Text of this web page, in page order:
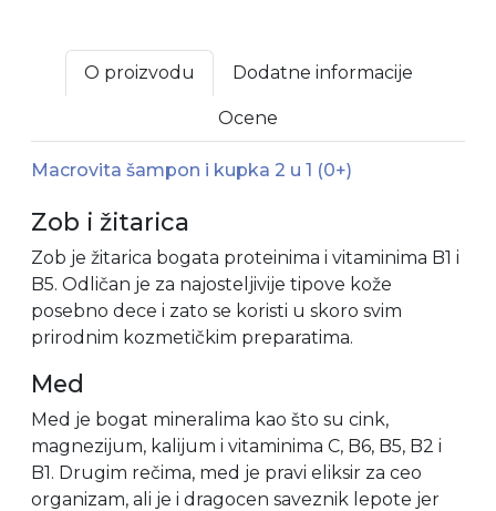
O proizvodu Dodatne informacije
Ocene
Macrovita šampon i kupka 2 u 1 (0+)
Zob i žitarica
Zob je žitarica bogata proteinima i vitaminima B1 i
B5. Odličan je za najosteljivije tipove kože
posebno dece i zato se koristi u skoro svim
prirodnim kozmetičkim preparatima.
Med
Med je bogat mineralima kao što su cink,
magnezijum, kalijum i vitaminima C, B6, B5, B2 i
B1. Drugim rečima, med je pravi eliksir za ceo
organizam, ali je i dragocen saveznik lepote jer